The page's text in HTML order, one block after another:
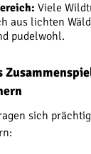
Viele
aus lichten
pudelwohl.
sich